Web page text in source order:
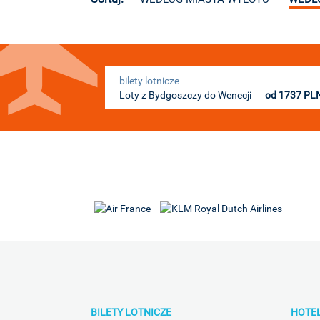
bilety lotnicze
Loty z Bydgoszczy do Wenecji
od 1737
BILETY LOTNICZE